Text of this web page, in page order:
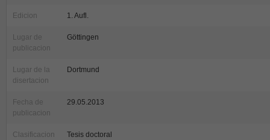
Edicion 1. Aufl.
Lugar de
publicacion
Göttingen
Lugar de la
disertacion
Dortmund
Fecha de
publicacion
29.05.2013
Clasificacion
Tesis doctoral